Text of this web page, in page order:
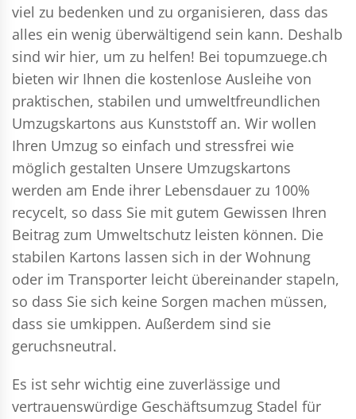
viel zu bedenken und zu organisieren, dass das
alles ein wenig überwältigend sein kann. Deshalb
sind wir hier, um zu helfen! Bei topumzuege.ch
bieten wir Ihnen die kostenlose Ausleihe von
praktischen, stabilen und umweltfreundlichen
Umzugskartons aus Kunststoff an. Wir wollen
Ihren Umzug so einfach und stressfrei wie
möglich gestalten Unsere Umzugskartons
werden am Ende ihrer Lebensdauer zu 100%
recycelt, so dass Sie mit gutem Gewissen Ihren
Beitrag zum Umweltschutz leisten können. Die
stabilen Kartons lassen sich in der Wohnung
oder im Transporter leicht übereinander stapeln,
so dass Sie sich keine Sorgen machen müssen,
dass sie umkippen. Außerdem sind sie
geruchsneutral.
Es ist sehr wichtig eine zuverlässige und
vertrauenswürdige Geschäftsumzug Stadel für